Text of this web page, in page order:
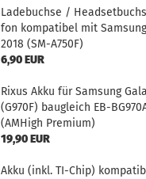
La­de­buch­se /
fon kom­pa­ti­bel mit
2018 (SM-​A750F)
6,90 EUR
Rixus Akku für Sam­sung
(G970F) bau­gleich EB-​
(AM­High Pre­mi­um)
19,90 EUR
Akku (inkl. TI-​Chip)